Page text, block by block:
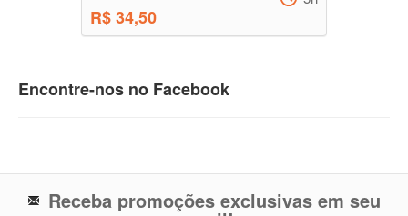
R$ 34,50
Encontre-nos no Facebook
Receba promoções exclusivas em seu